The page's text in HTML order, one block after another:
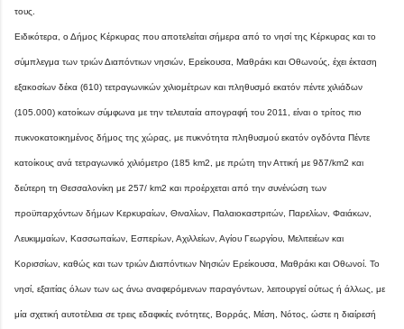
τους.
Ειδικότερα, ο Δήμος Κέρκυρας που αποτελείται σήμερα από το νησί της Κέρκυρας και το
σύμπλεγμα των τριών Διαπόντιων νησιών, Ερείκουσα, Μαθράκι και Οθωνούς, έχει έκταση
εξακοσίων δέκα (610) τετραγωνικών χιλιομέτρων και πληθυσμό εκατόν πέντε χιλιάδων
(105.000) κατοίκων σύμφωνα με την τελευταία απογραφή του 2011, είναι ο τρίτος πιο
πυκνοκατοικημένος δήμος της χώρας, με πυκνότητα πληθυσμού εκατόν ογδόντα Πέντε
κατοίκους ανά τετραγωνικό χιλιόμετρο (185 km2, με πρώτη την Αττική με 9δ7/km2 και
δεύτερη τη Θεσσαλονίκη με 257/ km2 και προέρχεται από την συνένώση των
προϋπαρχόντων δήμων Κερκυραίων, Θιναλίων, Παλαιοκαστριτών, Παρελίων, Φαιάκων,
Λευκιμμαίων, Κασσωπαίων, Εσπερίων, Αχιλλείων, Αγίου Γεωργίου, Μελιτειέων και
Κορισσίων, καθώς και των τριών Διαπόντιων Νησιών Ερείκουσα, Μαθράκι και Οθωνοί. Το
νησί, εξαιτίας όλων των ως άνω αναφερόμενων παραγόντων, λειτουργεί ούτως ή άλλως, με
μία σχετική αυτοτέλεια σε τρεις εδαφικές ενότητες, Βορράς, Μέση, Νότος, ώστε η διαίρεσή